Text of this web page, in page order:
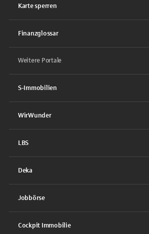
Karte sperren
Finanzglossar
Weitere Portale
S-Immobilien
WirWunder
LBS
Deka
Jobbörse
Cockpit Immobilie